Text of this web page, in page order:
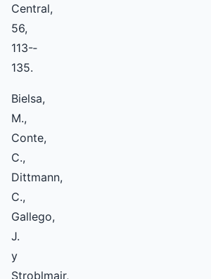
Central,
56,
113-­
135.
Bielsa,
M.,
Conte,
C.,
Dittmann,
C.,
Gallego,
J.
y
Stroblmair,